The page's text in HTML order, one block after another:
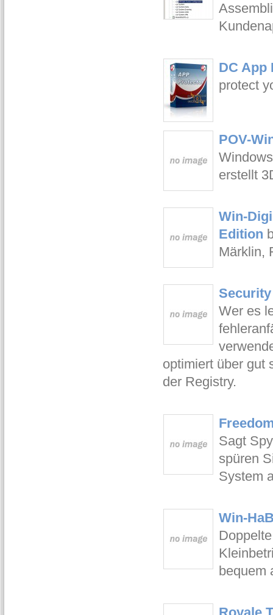
DC App
protect
POV-
erstellt
Win-
Edition
Märklin,
Wer es
optimiert über gut
der Registry.
Sagt
spüren
System
Win-
bequem